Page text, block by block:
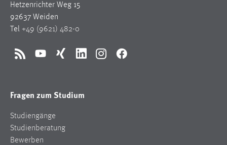
Hetzenrichter Weg 15
92637 Weiden
Tel +49 (9621) 482-0
RSS YouTubeXing LinkedInInstagramFacebook
Fragen zum Studium
Studiengänge
Studienberatung
Bewerben